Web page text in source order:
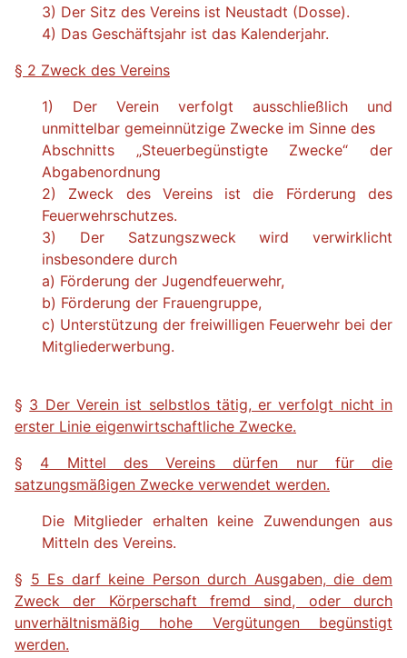
3) Der Sitz des Vereins ist Neustadt (Dosse).
4) Das Geschäftsjahr ist das Kalenderjahr.
§ 2 Zweck des Vereins
1) Der Verein verfolgt ausschließlich und
unmittelbar gemeinnützige Zwecke im Sinne des
Abschnitts „Steuerbegünstigte Zwecke“ der
Abgabenordnung
2) Zweck des Vereins ist die Förderung des
Feuerwehrschutzes.
3) Der Satzungszweck wird verwirklicht
insbesondere durch
a) Förderung der Jugendfeuerwehr,
b) Förderung der Frauengruppe,
c) Unterstützung der freiwilligen Feuerwehr bei der
Mitgliederwerbung.
§ 3 Der Verein ist selbstlos tätig, er verfolgt nicht in
erster Linie eigenwirtschaftliche Zwecke.
§ 4 Mittel des Vereins dürfen nur für die
satzungsmäßigen Zwecke verwendet werden.
Die Mitglieder erhalten keine Zuwendungen aus
Mitteln des Vereins.
§ 5 Es darf keine Person durch Ausgaben, die dem
Zweck der Körperschaft fremd sind, oder durch
unverhältnismäßig hohe Vergütungen begünstigt
werden.